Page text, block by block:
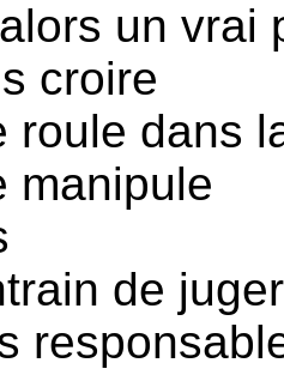
un vrai
croire
roule dans
manipule
de